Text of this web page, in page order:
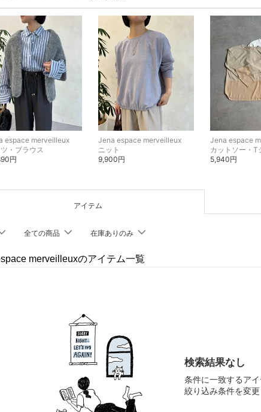
espace merveilleux
・ブラウス
円
Jena espace merveilleux
ニット
9,900円
Jena espace
カットソー・T
5,940円
アイテム
全ての商品 在庫ありのみ
merveilleuxのアイテム一覧
検索結果なし
条件に一致するア
絞り込み条件を変